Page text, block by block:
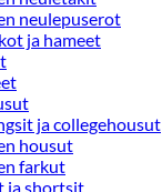
neulepuserot
ja hameet
ja collegehousut
housut
farkut
ja shortsit